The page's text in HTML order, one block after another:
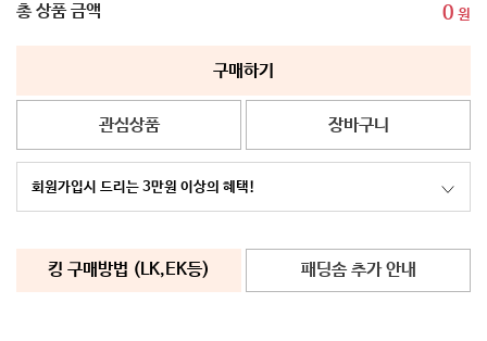
총 상품 금액 0 원
구매하기
관심상품 장바구니
회원가입시 드리는 3만원 이상의 혜택!
킹 구매방법 (LK,EK등) 패딩솜 추가 안내